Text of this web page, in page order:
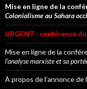
Mise en ligne de la
Colonialisme au Sahara
URGENT : conférence
Mise en ligne de la
l’analyse marxiste et sa
À propos de l’annonce de